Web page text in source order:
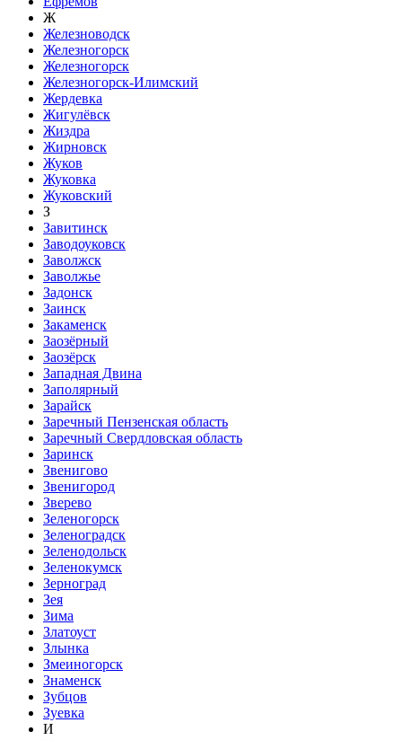
Ж
Железноводск
Железногорск
Железногорск
Железногорск-Илимский
Жердевка
Жигулёвск
Жиздра
Жирновск
Жуков
Жуковка
Жуковский
З
Завитинск
Заводоуковск
Заволжск
Заволжье
Задонск
Заинск
Закаменск
Заозёрный
Заозёрск
Западная Двина
Заполярный
Зарайск
Заречный Пензенская область
Заречный Свердловская область
Заринск
Звенигово
Звенигород
Зверево
Зеленогорск
Зеленоградск
Зеленодольск
Зеленокумск
Зерноград
Зея
Зима
Златоуст
Злынка
Змеиногорск
Знаменск
Зубцов
Зуевка
И